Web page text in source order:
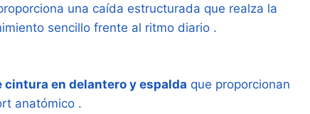
una caída estructurada que realza la
sencillo frente al ritmo diario .
cintura en delantero y espalda que proporcionan
anatómico .